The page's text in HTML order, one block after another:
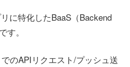
に特化したBaaS（Backend
す。
のAPIリクエスト/プッシュ送